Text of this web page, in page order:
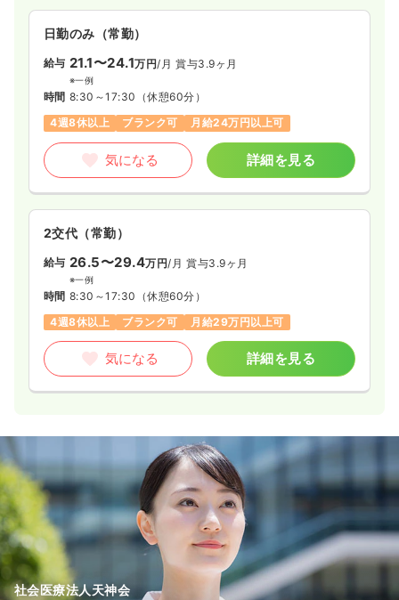
20.5〜22.6
※一例
気になる 詳細を見る
日勤のみ（常勤）
給与 21.1〜24.1万円/月 賞与3.9ヶ月
※一例
時間 8:30～17:30 （休憩60分）
4週8休以上
ブランク可 月給24万円以上可
気になる 詳細を見る
2交代（常勤）
給与 26.5〜29.4万円/月 賞与3.9ヶ月
※一例
時間 8:30～17:30 （休憩60分）
4週8休以上
ブランク可 月給29万円以上可
気になる 詳細を見る
社会医療法人天神会